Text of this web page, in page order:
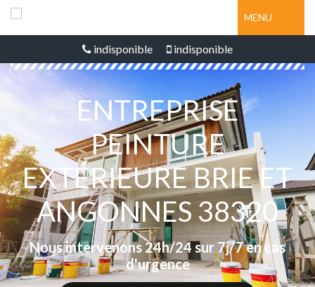
MENU
indisponible indisponible
ENTREPRISE
PEINTURE
EXTÉRIEURE BRIE ET
ANGONNES 38320
Nous intervenons 24h/24 sur 7j/7 en cas
d'urgence